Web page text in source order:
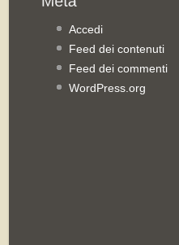
Accedi
Feed dei contenuti
Feed dei commenti
WordPress.org